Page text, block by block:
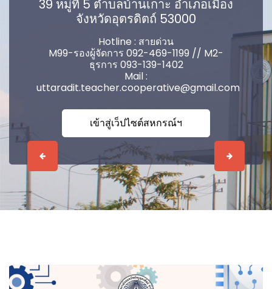
Previous Next
39 หมู่ที่ 5 ตำบลบ้านเกาะ อำเภอเมือง
จังหวัดอุตรดิตถ์ 53000
Hotline : สายด่วน
M99-รองผู้จัดการ 092-469-1199 // M2-
ธุรการ 093-139-1402
Mail :
uttaradit.teacher.cooperative@gmail.com
เข้าสู่เว็ปไซต์สหกรณ์ฯ